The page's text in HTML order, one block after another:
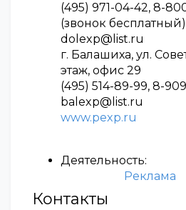
(495) 971-04-42, 8-
(звонок бесплатный)
dolexp@list.ru
г. Балашиха, ул.
этаж, офис 29
(495) 514-89-99, 8-
balexp@list.ru
www.pexp.ru
Деятельность:
Реклама
Контакты